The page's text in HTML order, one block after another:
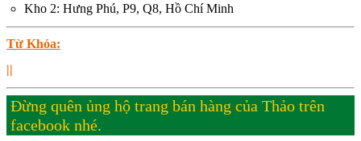
Kho 2: Hưng Phú, P9, Q8, Hồ Chí Minh
Từ Khóa:
||
Đừng quên ủng hộ trang bán hàng của Thảo trên
facebook nhé.